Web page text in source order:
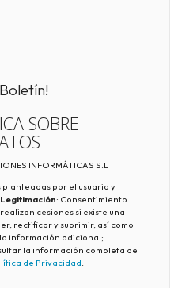
SOBRE
INFORMÁTICAS S.L
planteadas por el usuario y
Legitimación: Consentimiento
realizan cesiones si existe una
rectificar y suprimir, así como
información adicional;
la información completa de
de Privacidad.